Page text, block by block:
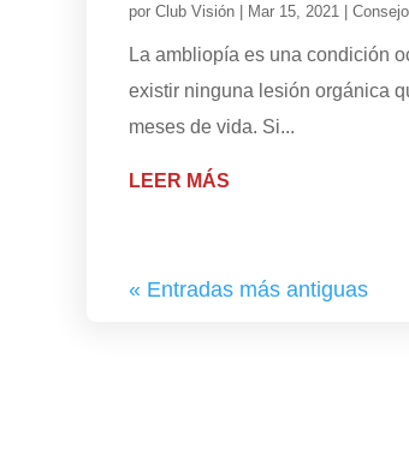
por Club Visión Mar 15, 2021
La ambliopía es una condición
existir ninguna lesión orgánica
meses de vida. Si...
LEER MÁS
« Entradas más antiguas